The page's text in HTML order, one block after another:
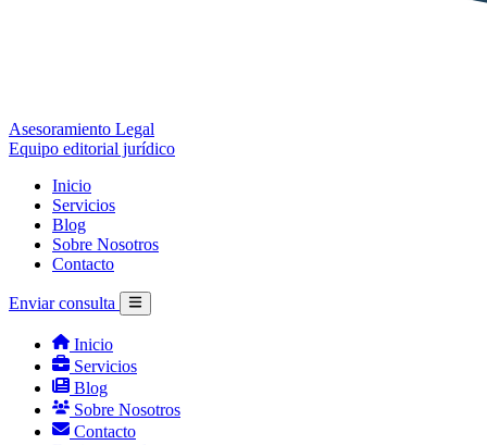
Asesoramiento Legal
Equipo editorial jurídico
Inicio
Servicios
Blog
Sobre Nosotros
Contacto
Enviar consulta
Inicio
Servicios
Blog
Sobre Nosotros
Contacto